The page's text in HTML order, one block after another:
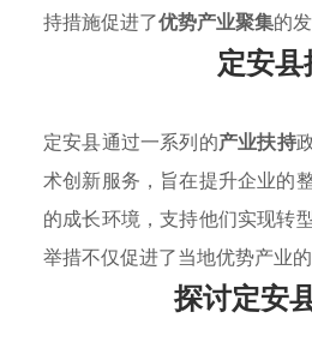
持措施促进了优势产业聚集的
定安
定安县通过一系列的产业扶持
术创新服务，旨在提升企业的
的成长环境，支持他们实现转
举措不仅促进了当地优势产业
探讨定安